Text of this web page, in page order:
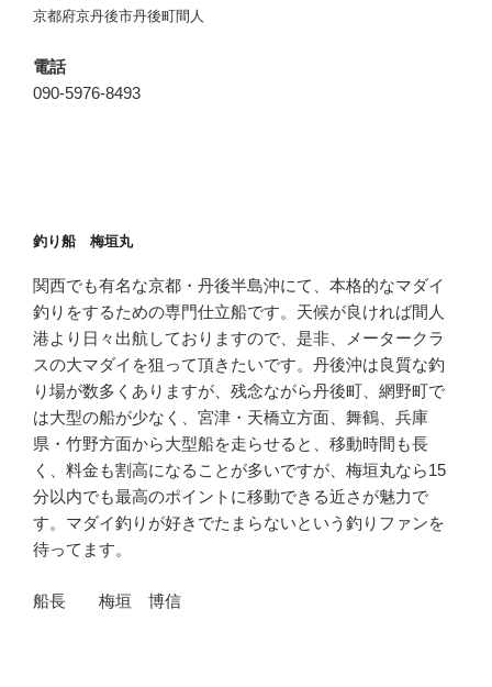
京都府京丹後市丹後町間人
電話
090-5976-8493
釣り船 梅垣丸
関西でも有名な京都・丹後半島沖にて、本格的なマダイ
釣りをするための専門仕立船です。天候が良ければ間人
港より日々出航しておりますので、是非、メータークラ
スの大マダイを狙って頂きたいです。丹後沖は良質な釣
り場が数多くありますが、残念ながら丹後町、網野町で
は大型の船が少なく、宮津・天橋立方面、舞鶴、兵庫
県・竹野方面から大型船を走らせると、移動時間も長
く、料金も割高になることが多いですが、梅垣丸なら15
分以内でも最高のポイントに移動できる近さが魅力で
す。マダイ釣りが好きでたまらないという釣りファンを
待ってます。
船長 梅垣 博信